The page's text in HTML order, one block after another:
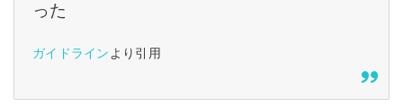
った
ガイドライン より引用